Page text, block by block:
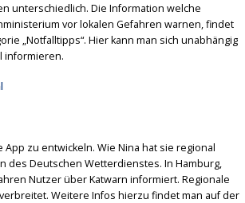
unterschiedlich. Die Information welche
vor lokalen Gefahren warnen, findet
„Notfalltipps“. Hier kann man sich unabhängig
informieren.
zu entwickeln. Wie Nina hat sie regional
des Deutschen Wetterdienstes. In Hamburg,
Nutzer über Katwarn informiert. Regionale
Weitere Infos hierzu findet man auf der